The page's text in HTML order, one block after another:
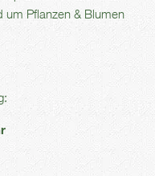
um Pflanzen & Blumen